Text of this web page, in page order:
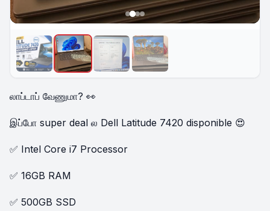
லாப்டாப் வேணுமா? 👀
இப்போ super deal ல Dell Latitude 7420 disponible 😍
✅ Intel Core i7 Processor
✅ 16GB RAM
✅ 500GB SSD